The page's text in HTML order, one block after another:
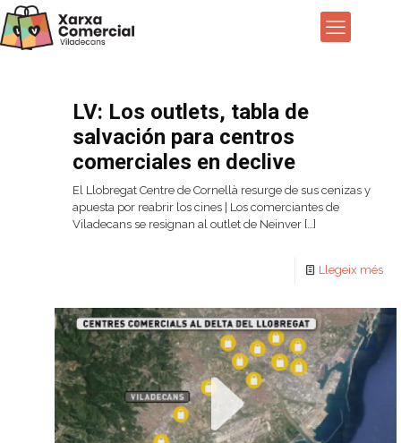
LV: Los outlets, tabla de
salvación para centros
comerciales en declive
El Llobregat Centre de Cornellà resurge de sus cenizas y
apuesta por reabrir los cines | Los comerciantes de
Viladecans se resignan al outlet de Neinver […]
Llegeix més